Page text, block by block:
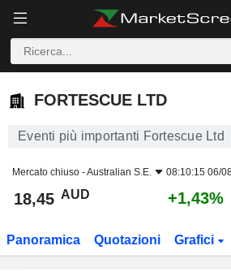
FORTESCUE LTD
FORTESCUE LTD
Eventi più importanti Fortescue Ltd
Mercato chiuso -Australian S.E. 08:10:15 06/
18,45 AUD +1,43%
Panoramica Quotazioni Grafici